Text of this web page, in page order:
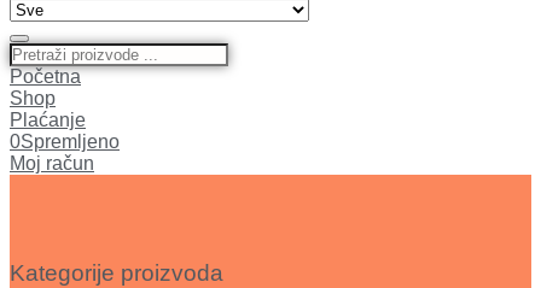
Početna
Shop
Plaćanje
0Spremljeno
Moj račun
Kategorije proizvoda